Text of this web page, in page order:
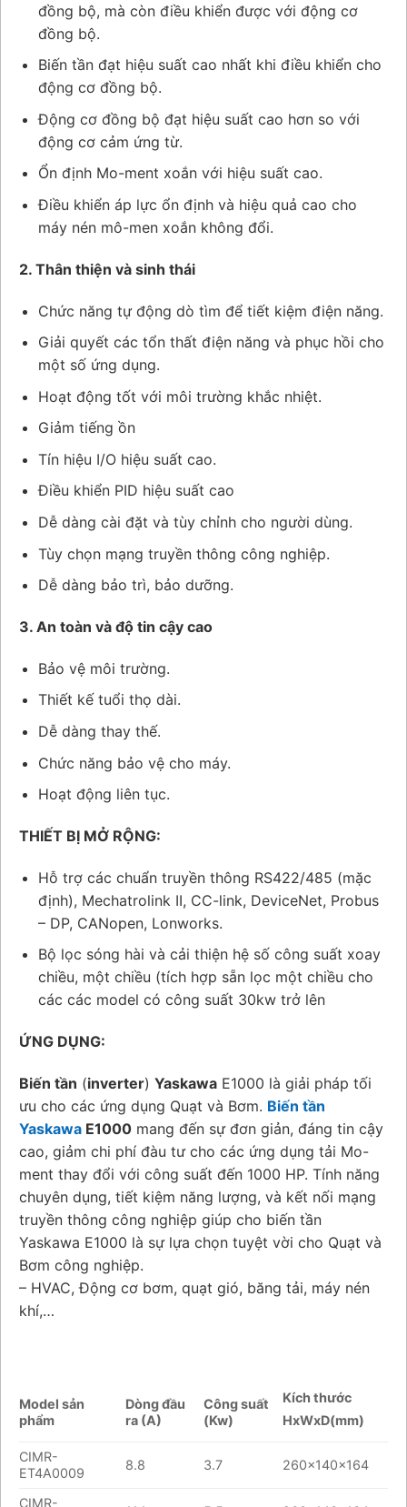
đồng bộ, mà còn điều khiển được với động cơ
đồng bộ.
Biến tần đạt hiệu suất cao nhất khi điều khiển cho
động cơ đồng bộ.
Động cơ đồng bộ đạt hiệu suất cao hơn so với
động cơ cảm ứng từ.
Ổn định Mo-ment xoắn với hiệu suất cao.
Điều khiển áp lực ổn định và hiệu quả cao cho
máy nén mô-men xoắn không đổi.
2. Thân thiện và sinh thái
Chức năng tự động dò tìm để tiết kiệm điện năng.
Giải quyết các tổn thất điện năng và phục hồi cho
một số ứng dụng.
Hoạt động tốt với môi trường khắc nhiệt.
Giảm tiếng ồn
Tín hiệu I/O hiệu suất cao.
Điều khiển PID hiệu suất cao
Dễ dàng cài đặt và tùy chỉnh cho người dùng.
Tùy chọn mạng truyền thông công nghiệp.
Dễ dàng bảo trì, bảo dưỡng.
3. An toàn và độ tin cậy cao
Bảo vệ môi trường.
Thiết kế tuổi thọ dài.
Dễ dàng thay thế.
Chức năng bảo vệ cho máy.
Hoạt động liên tục.
THIẾT BỊ MỞ RỘNG:
Hỗ trợ các chuẩn truyền thông RS422/485 (mặc
định), Mechatrolink II, CC-link, DeviceNet, Probus
– DP, CANopen, Lonworks.
Bộ lọc sóng hài và cải thiện hệ số công suất xoay
chiều, một chiều (tích hợp sẵn lọc một chiều cho
các các model có công suất 30kw trở lên
ỨNG DỤNG:
Biến tần (inverter) Yaskawa E1000 là giải pháp tối
ưu cho các ứng dụng Quạt và Bơm. Biến tần
Yaskawa E1000 mang đến sự đơn giản, đáng tin cậy
cao, giảm chi phí đàu tư cho các ứng dụng tải Mo-
ment thay đổi với công suất đến 1000 HP. Tính năng
chuyên dụng, tiết kiệm năng lượng, và kết nối mạng
truyền thông công nghiệp giúp cho biến tần
Yaskawa E1000 là sự lựa chọn tuyệt vời cho Quạt và
Bơm công nghiệp.
– HVAC, Động cơ bơm, quạt gió, băng tải, máy nén
khí,…
Model sản
phẩm
Dòng đầu
ra (A)
Công suất
(Kw)
Kích thước
HxWxD(mm)
CIMR-
ET4A0009
8.8 3.7 260x140x164
CIMR-